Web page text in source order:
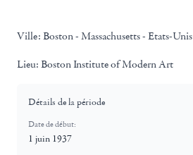
Ville: Boston - Massachusetts - Etats-Unis
Lieu: Boston Institute of Modern Art
Détails de la période
Date de début:
1 juin 1937